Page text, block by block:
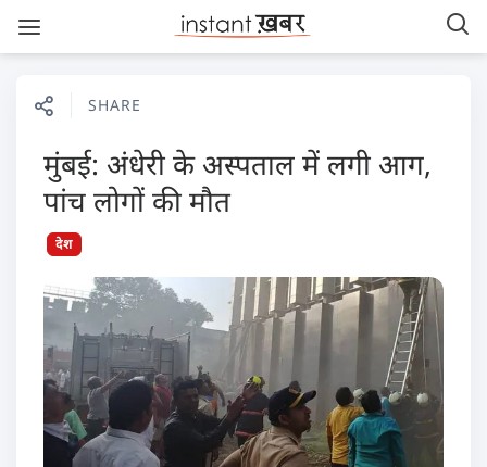
SHARE
मुंबई: अंधेरी के अस्पताल में लगी आग,
पांच लोगों की मौत
देश